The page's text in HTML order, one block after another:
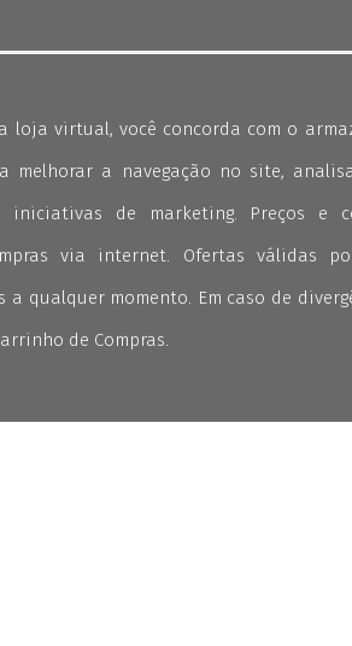
loja virtual, você concorda com o
melhorar a navegação no site,
iniciativas de marketing. Preços e
via internet. Ofertas válidas
a qualquer momento. Em caso de
de Compras.